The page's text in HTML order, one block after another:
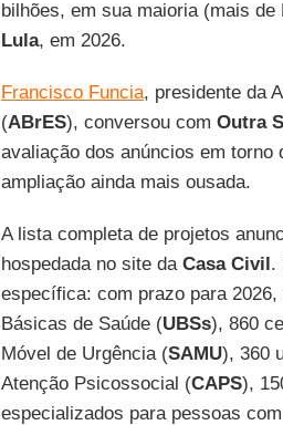
bilhões, em sua maioria (mais
Lula, em 2026.
Francisco Funcia, presidente da
(ABrES), conversou com Outra
avaliação dos anúncios em torno
ampliação ainda mais ousada.
A lista completa de projetos
hospedada no site da Casa Civil.
específica: com prazo para
Básicas de Saúde (UBSs), 860
Móvel de Urgência (SAMU), 360
Atenção Psicossocial (CAPS),
especializados para pessoas